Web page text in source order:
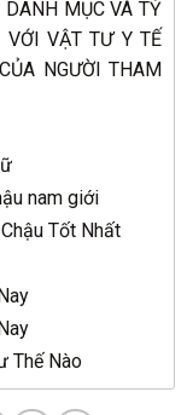
MỤC VÀ TỶ
VỚI VẬT TƯ Y TẾ
NGƯỜI THAM
nam giới
Tốt Nhất
Thế Nào